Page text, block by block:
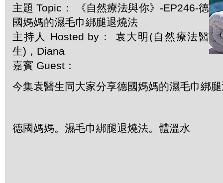
主題 Topic： 《自然療法與你》-EP246-德
國媽媽的濕毛巾綁腿退燒法
主持人 Hosted by： 袁大明(自然療法醫
生)，Diana
嘉賓 Guest：
今集袁醫生同大家分享德國媽媽的濕毛巾綁
德國媽媽。濕毛巾綁腿退燒法。體溫水